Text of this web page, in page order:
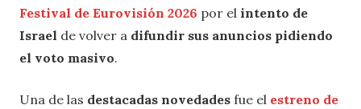
Festival de Eurovisión 2026 por el intento de
Israel de volver a difundir sus anuncios pidiendo
el voto masivo.
Una de las destacadas novedades fue el estreno de